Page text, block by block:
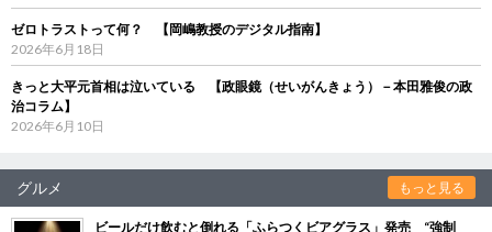
ゼロトラストって何？ 【岡嶋教授のデジタル指南】
2026年6月18日
きっと大平元首相は泣いている 【政眼鏡（せいがんきょう）－本田雅俊の政
治コラム】
2026年6月10日
グルメ もっと見る
ビールだけ飲むと倒れる「ふらつくビアグラス」発売 “強制